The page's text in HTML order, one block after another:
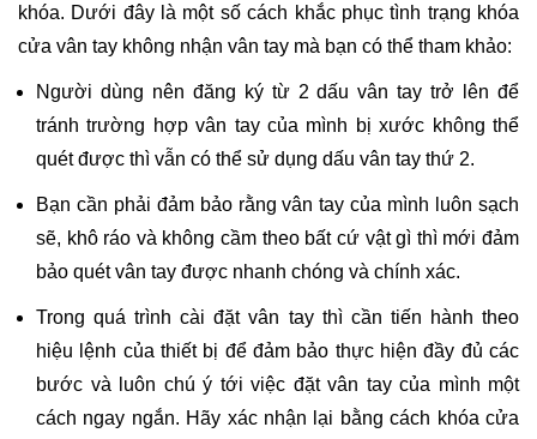
khóa. Dưới đây là một số cách khắc phục tình trạng khóa
cửa vân tay không nhận vân tay mà bạn có thể tham khảo:
Người dùng nên đăng ký từ 2 dấu vân tay trở lên để
tránh trường hợp vân tay của mình bị xước không thể
quét được thì vẫn có thể sử dụng dấu vân tay thứ 2.
Bạn cần phải đảm bảo rằng vân tay của mình luôn sạch
sẽ, khô ráo và không cầm theo bất cứ vật gì thì mới đảm
bảo quét vân tay được nhanh chóng và chính xác.
Trong quá trình cài đặt vân tay thì cần tiến hành theo
hiệu lệnh của thiết bị để đảm bảo thực hiện đầy đủ các
bước và luôn chú ý tới việc đặt vân tay của mình một
cách ngay ngắn. Hãy xác nhận lại bằng cách khóa cửa